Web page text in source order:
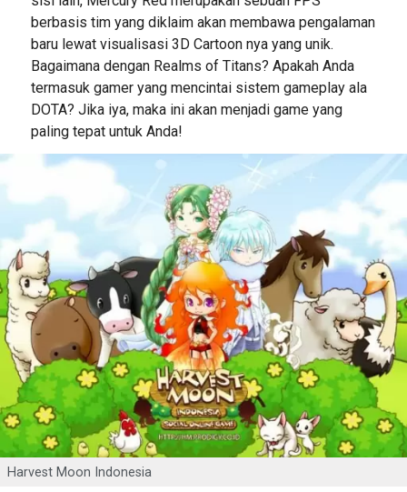
berbasis tim yang diklaim akan membawa pengalaman
baru lewat visualisasi 3D Cartoon nya yang unik.
Bagaimana dengan Realms of Titans? Apakah Anda
termasuk gamer yang mencintai sistem gameplay ala
DOTA? Jika iya, maka ini akan menjadi game yang
paling tepat untuk Anda!
Harvest Moon Indonesia